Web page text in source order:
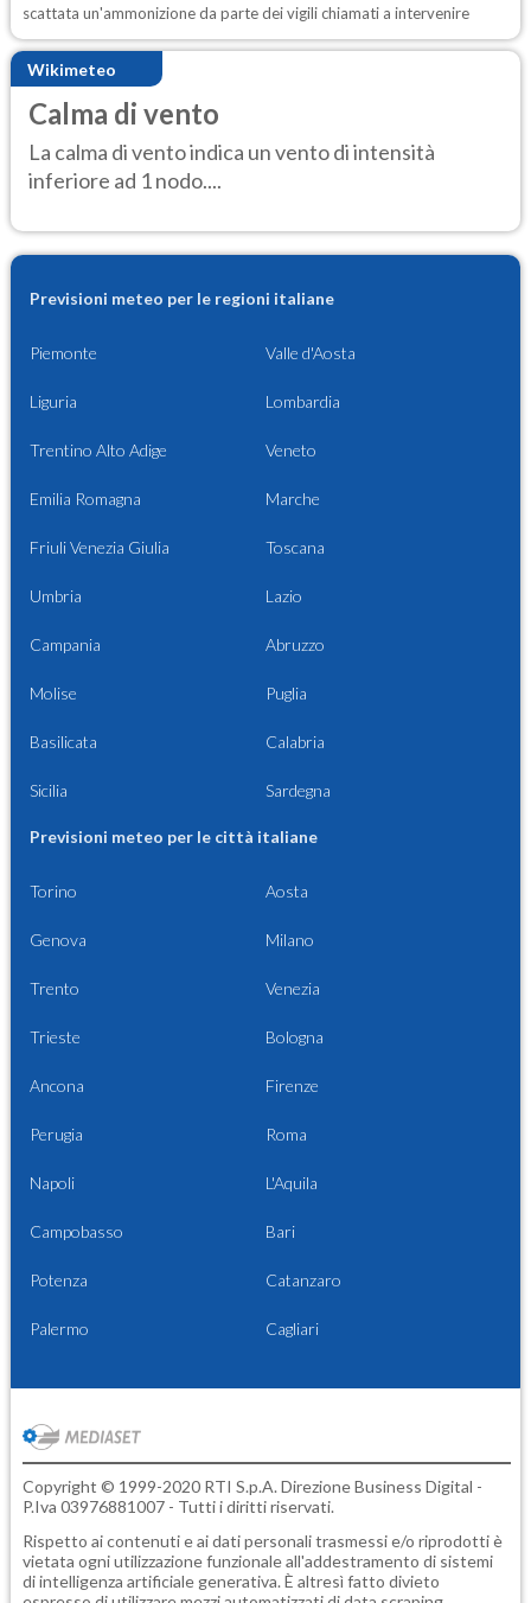
scattata un'ammonizione da parte dei vigili chiamati a intervenire
Wikimeteo
Calma di vento
La calma di vento indica un vento di intensità
inferiore ad 1 nodo....
Previsioni meteo per le regioni italiane
Piemonte Valle d'Aosta
Liguria Lombardia
Trentino Alto Adige Veneto
Emilia Romagna Marche
Friuli Venezia Giulia Toscana
Umbria Lazio
Campania Abruzzo
Molise Puglia
Basilicata Calabria
Sicilia Sardegna
Previsioni meteo per le città italiane
Torino Aosta
Genova Milano
Trento Venezia
Trieste Bologna
Ancona Firenze
Perugia Roma
Napoli L'Aquila
Campobasso Bari
Potenza Catanzaro
Palermo Cagliari
Copyright © 1999-2020 RTI S.p.A. Direzione Business Digital -
P.Iva 03976881007 - Tutti i diritti riservati.
Rispetto ai contenuti e ai dati personali trasmessi e/o riprodotti è
vietata ogni utilizzazione funzionale all'addestramento di sistemi
di intelligenza artificiale generativa. È altresì fatto divieto